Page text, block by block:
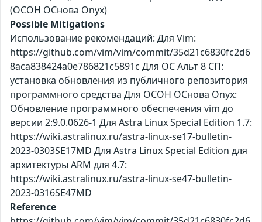
(ОСОН ОСнова Оnyx)
Possible Mitigations
Использование рекомендаций: Для Vim:
https://github.com/vim/vim/commit/35d21c6830fc2d6
8aca838424a0e786821c5891c Для ОС Альт 8 СП:
установка обновления из публичного репозитория
программного средства Для ОСОН ОСнова Оnyx:
Обновление программного обеспечения vim до
версии 2:9.0.0626-1 Для Astra Linux Special Edition 1.7:
https://wiki.astralinux.ru/astra-linux-se17-bulletin-
2023-0303SE17MD Для Astra Linux Special Edition для
архитектуры ARM для 4.7:
https://wiki.astralinux.ru/astra-linux-se47-bulletin-
2023-0316SE47MD
Reference